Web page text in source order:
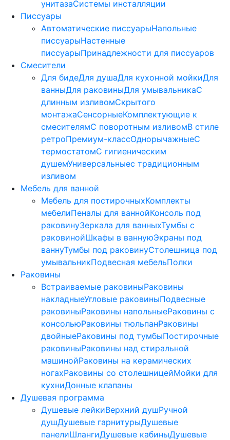
унитазаСистемы инсталляции
Писсуары
Автоматические писсуарыНапольные
писсуарыНастенные
писсуарыПринадлежности для писсуаров
Смесители
Для бидеДля душаДля кухонной мойкиДля
ванныДля раковиныДля умывальникаС
длинным изливомСкрытого
монтажаСенсорныеКомплектующие к
смесителямС поворотным изливомВ стиле
ретроПремиум-классОднорычажныеС
термостатомС гигиеническим
душемУниверсальныес традиционным
изливом
Мебель для ванной
Мебель для постирочныхКомплекты
мебелиПеналы для ваннойКонсоль под
раковинуЗеркала для ванныхТумбы с
раковинойШкафы в ваннуюЭкраны под
ваннуТумбы под раковинуСтолешница под
умывальникПодвесная мебельПолки
Раковины
Встраиваемые раковиныРаковины
накладныеУгловые раковиныПодвесные
раковиныРаковины напольныеРаковины с
консольюРаковины тюльпанРаковины
двойныеРаковины под тумбыПостирочные
раковиныРаковины над стиральной
машинойРаковины на керамических
ногахРаковины со столешницейМойки для
кухниДонные клапаны
Душевая программа
Душевые лейкиВерхний душРучной
душДушевые гарнитурыДушевые
панелиШлангиДушевые кабиныДушевые